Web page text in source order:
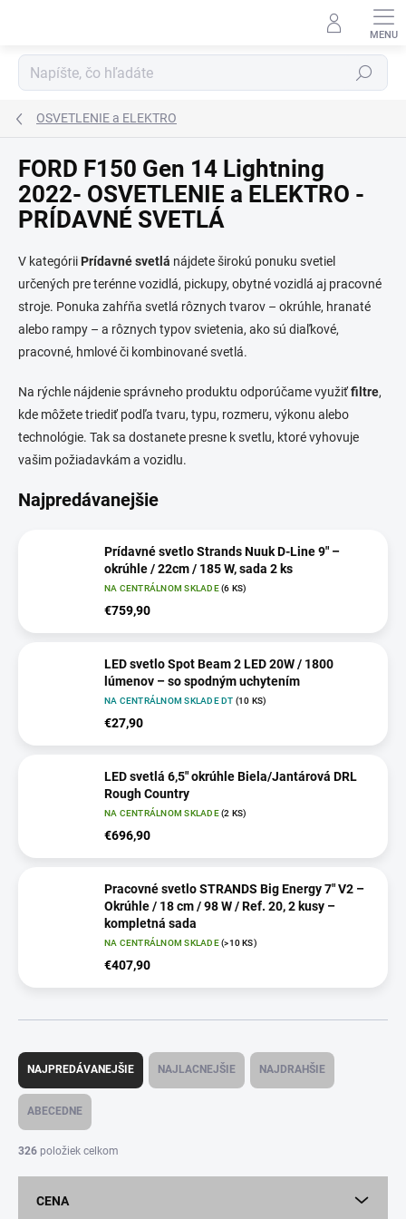
Hľadať
OSVETLENIE a ELEKTRO
FORD F150 Gen 14 Lightning
2022- OSVETLENIE a ELEKTRO -
PRÍDAVNÉ SVETLÁ
V kategóriiPrídavné svetlá nájdete širokú ponuku svetiel
určených pre terénne vozidlá, pickupy, obytné vozidlá aj pracovné
stroje. Ponuka zahŕňa svetlá rôznych tvarov – okrúhle, hranaté
alebo rampy – a rôznych typov svietenia, ako sú diaľkové,
pracovné, hmlové či kombinované svetlá.
Na rýchle nájdenie správneho produktu odporúčame využiťfiltre,
kde môžete triediť podľa tvaru, typu, rozmeru, výkonu alebo
technológie. Tak sa dostanete presne k svetlu, ktoré vyhovuje
vašim požiadavkám a vozidlu.
Najpredávanejšie
Prídavné svetlo Strands Nuuk D-Line 9" –
okrúhle / 22cm / 185 W, sada 2 ks
NA CENTRÁLNOM SKLADE(6 KS)
€759,90
LED svetlo Spot Beam 2 LED 20W / 1800
lúmenov – so spodným uchytením
NA CENTRÁLNOM SKLADE DT (10 KS)
€27,90
LED svetlá 6,5" okrúhle Biela/Jantárová DRL
Rough Country
NA CENTRÁLNOM SKLADE(2 KS)
€696,90
Pracovné svetlo STRANDS Big Energy 7" V2 –
Okrúhle / 18 cm / 98 W / Ref. 20, 2 kusy –
kompletná sada
NA CENTRÁLNOM SKLADE(>10 KS)
€407,90
R
d
n
i
NAJPREDÁVANEJŠIE NAJLACNEJŠIE NAJDRAHŠIE
ABECEDNE
326 položiek celkom
CENA